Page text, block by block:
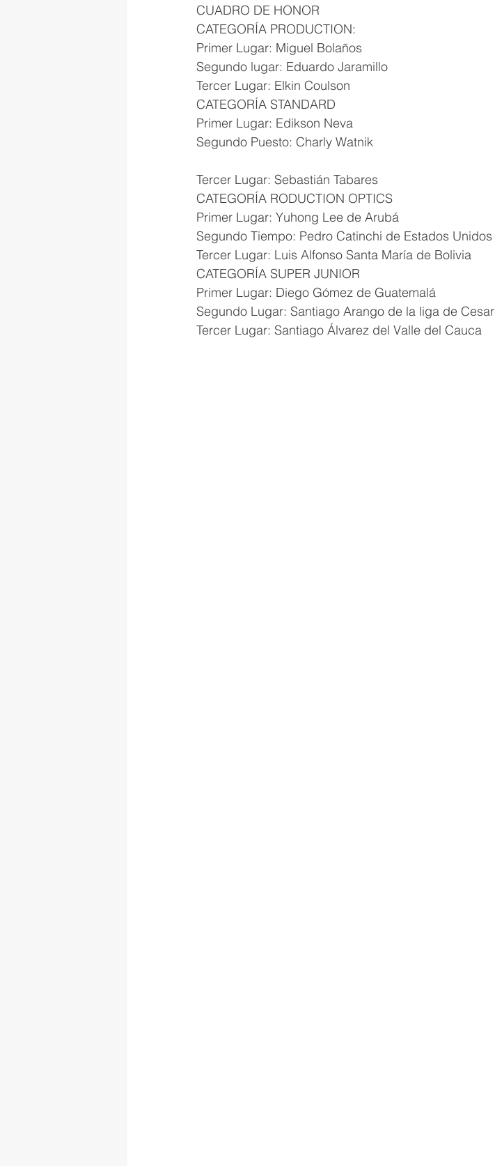
CUADRO DE HONOR
CATEGORÍA PRODUCTION:
Primer Lugar: Miguel Bolaños
Segundo lugar: Eduardo Jaramillo
Tercer Lugar: Elkin Coulson
CATEGORÍA STANDARD
Primer Lugar: Edikson Neva
Segundo Puesto: Charly Watnik
Tercer Lugar: Sebastián Tabares
CATEGORÍA RODUCTION OPTICS
Primer Lugar: Yuhong Lee de Arubá
Segundo Tiempo: Pedro Catinchi de Estados Unidos
Tercer Lugar: Luis Alfonso Santa María de Bolivia
CATEGORÍA SUPER JUNIOR
Primer Lugar: Diego Gómez de Guatemalá
Segundo Lugar: Santiago Arango de la liga de Cesar
Tercer Lugar: Santiago Álvarez del Valle del Cauca